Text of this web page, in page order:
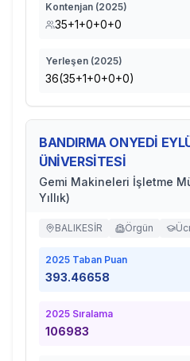
Kontenjan (2025)
35+1+0+0+0
Yerleşen (2025)
36(35+1+0+0+0)
BANDIRMA ONYEDİ
ÜNİVERSİTESİ
Gemi Makineleri İşletme
Yıllık)
BALIKESİR Örgün
2025 Taban Puan
393.46658
2025 Sıralama
106983